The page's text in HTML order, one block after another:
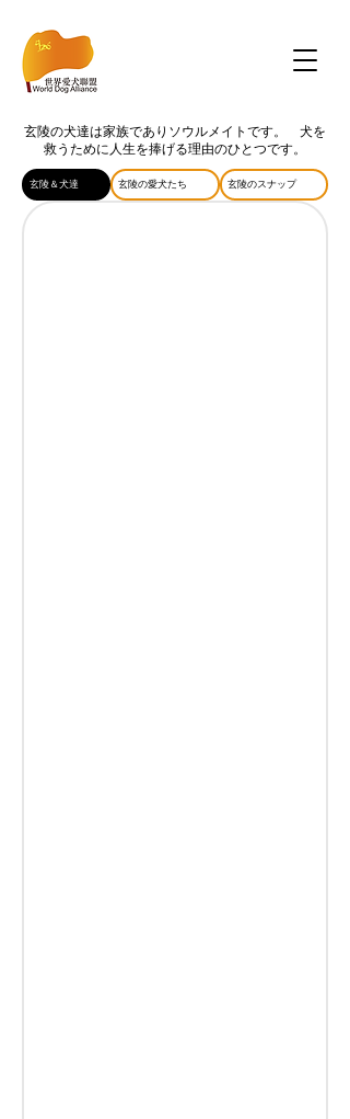
玄陵の犬達は家族でありソウルメイトです。 犬を
救うために人生を捧げる理由のひとつです。
玄陵＆犬達 玄陵の愛犬たち 玄陵のスナップ